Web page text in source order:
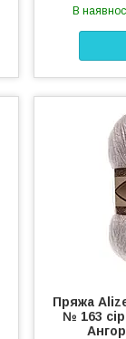
В
Пряжа
№ 163